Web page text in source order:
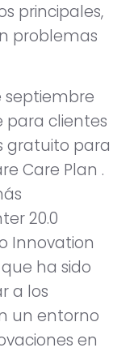
principales,
problemas
septiembre
para clientes
gratuito para
Care Plan .
20.0
Innovation
ha sido
a los
un entorno
en